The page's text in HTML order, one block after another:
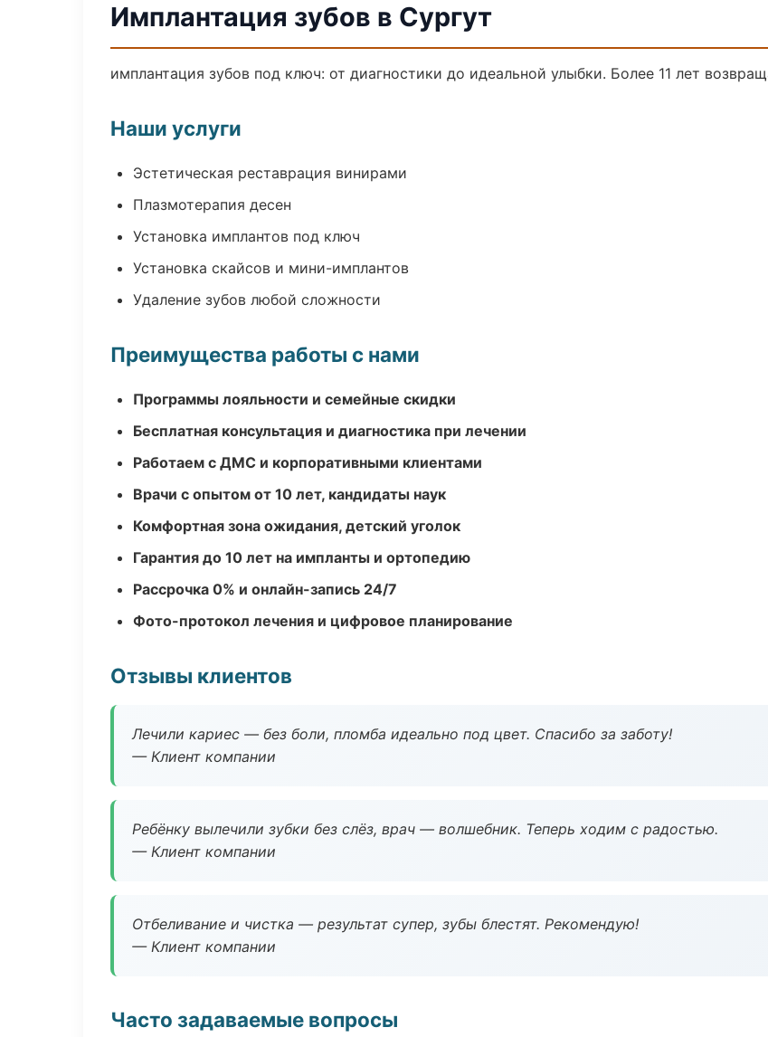
Имплантация зубов в Сургут
имплантация зубов под ключ: от диагностики до идеальной улыбки. Более 11 лет
Наши услуги
Эстетическая реставрация винирами
Плазмотерапия десен
Установка имплантов под ключ
Установка скайсов и мини-имплантов
Удаление зубов любой сложности
Преимущества работы с нами
Программы лояльности и семейные скидки
Бесплатная консультация и диагностика при лечении
Работаем с ДМС и корпоративными клиентами
Врачи с опытом от 10 лет, кандидаты наук
Комфортная зона ожидания, детский уголок
Гарантия до 10 лет на импланты и ортопедию
Рассрочка 0% и онлайн-запись 24/7
Фото-протокол лечения и цифровое планирование
Отзывы клиентов
Лечили кариес — без боли, пломба идеально под цвет. Спасибо за заботу!
— Клиент компании
Ребёнку вылечили зубки без слёз, врач — волшебник. Теперь ходим с радостью.
— Клиент компании
Отбеливание и чистка — результат супер, зубы блестят. Рекомендую!
— Клиент компании
Часто задаваемые вопросы